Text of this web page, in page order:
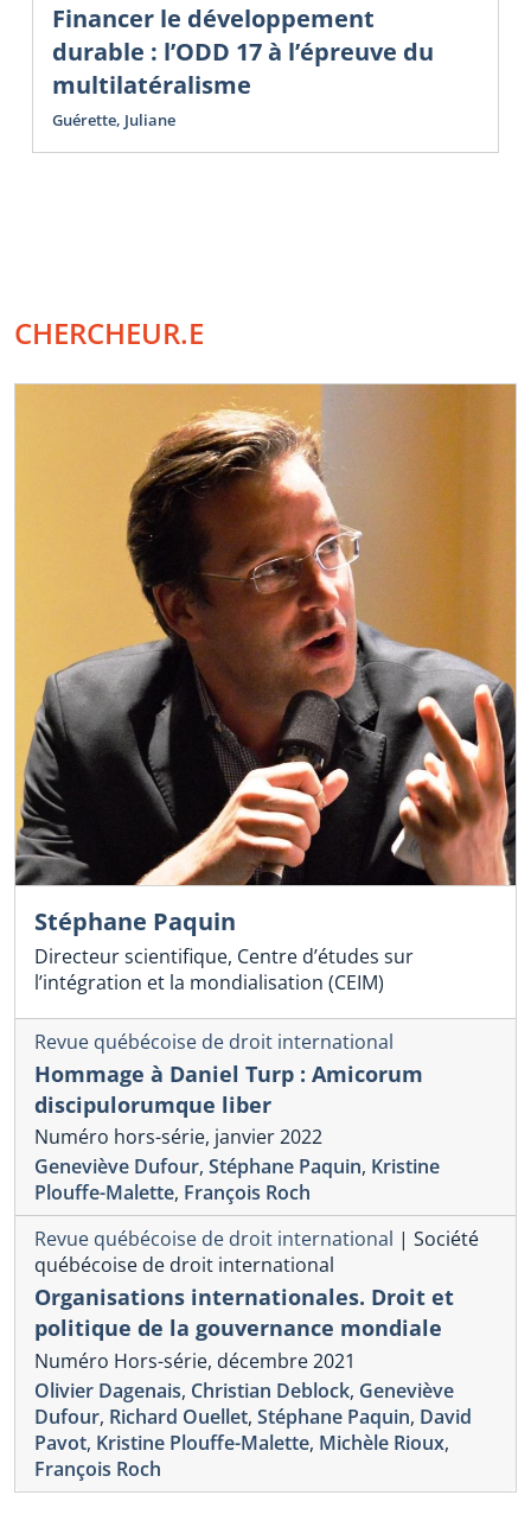
Financer le développement
durable : l’ODD 17 à l’épreuve du
multilatéralisme
Guérette, Juliane
CHERCHEUR.E
Stéphane Paquin
Directeur scientifique, Centre d’études sur
l’intégration et la mondialisation (CEIM)
Revue québécoise de droit international
Hommage à Daniel Turp : Amicorum
discipulorumque liber
Numéro hors-série, janvier 2022
Geneviève Dufour, Stéphane Paquin, Kristine
Plouffe-Malette, François Roch
Revue québécoise de droit international | Société
québécoise de droit international
Organisations internationales. Droit et
politique de la gouvernance mondiale
Numéro Hors-série, décembre 2021
Olivier Dagenais, Christian Deblock, Geneviève
Dufour, Richard Ouellet, Stéphane Paquin, David
Pavot, Kristine Plouffe-Malette, Michèle Rioux,
François Roch